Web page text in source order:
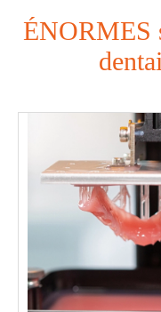
ÉNORMES